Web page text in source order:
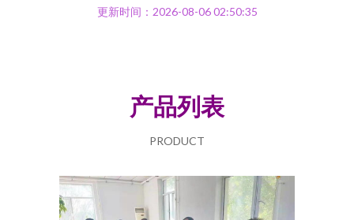
更新时间：2026-08-06 02:50:35
产品列表
PRODUCT